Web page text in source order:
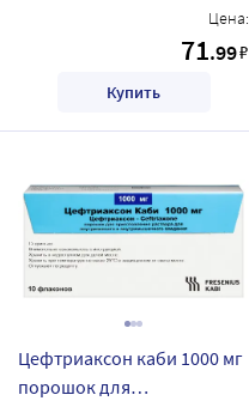
Цена:
71.99₽
Купить
Цефтриаксон каби 1000 мг
порошок для